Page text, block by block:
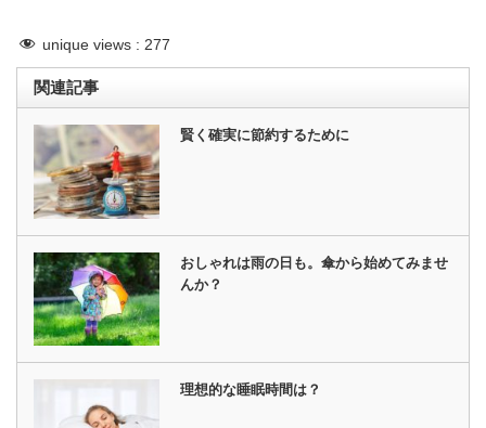
unique views : 277
関連記事
賢く確実に節約するために
おしゃれは雨の日も。傘から始めてみませ
んか？
理想的な睡眠時間は？